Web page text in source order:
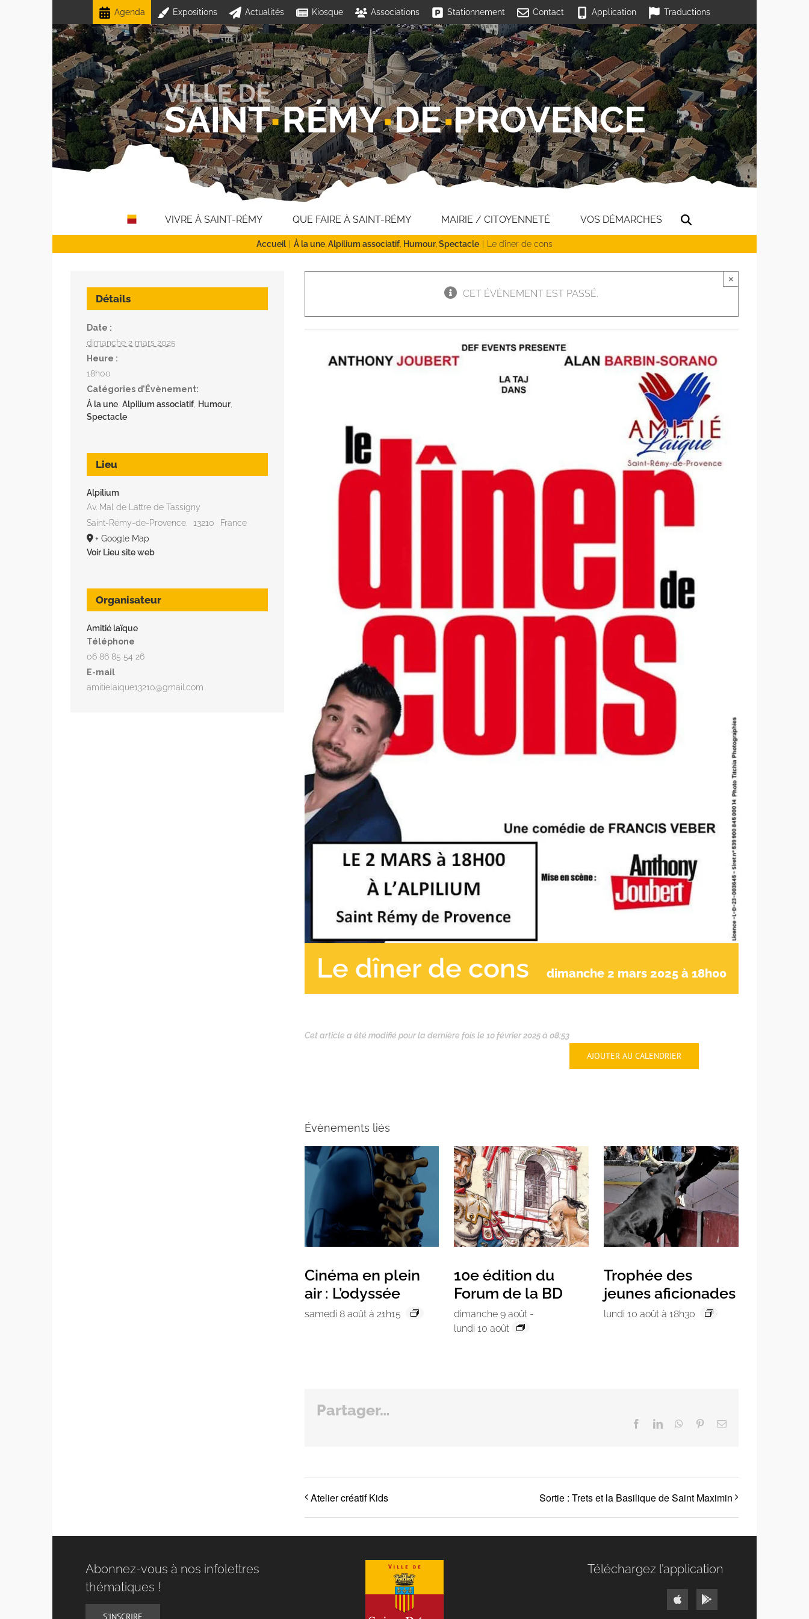
Agenda Expositions Actualités Kiosque Associations Stationnement Contact Application Traductions
VIVRE À SAINT-RÉMY QUE FAIRE À SAINT-RÉMY MAIRIE / CITOYENNETÉ VOS DÉMARCHES
Accueil À la une Alpilium associatif Humour Spectacle Le dîner de cons
CET ÉVÈNEMENT EST PASSÉ.
×
Le dîner de cons dimanche 2 mars 2025 à 18h00
Cet article a été modifié pour la dernière fois le 10 février 2025 à 08:53
AJOUTER AU CALENDRIER
Évènements liés
Cinéma en plein
air : L’odyssée
samedi 8 août à 21h15
10e édition du
Forum de la BD
dimanche 9 août -
lundi 10 août
Trophée des
jeunes aficionades
lundi 10 août à 18h30
Partager…
FacebookLinkedInWhatsApp
PinterestEmail
Atelier créatif Kids Sortie : Trets et la Basilique de Saint Maximin
Détails
Date :
dimanche 2 mars 2025
Heure :
18h00
Catégories d’Évènement:
À la une, Alpilium associatif, Humour,
Spectacle
Lieu
Alpilium
Av. Mal de Lattre de Tassigny
Saint-Rémy-de-Provence, 13210
France
+ Google Map
Voir Lieu site web
Organisateur
Amitié laïque
Téléphone
06 86 85 54 26
E-mail
amitielaique13210@gmail.com
Abonnez-vous à nos infolettres
thématiques !
S’INSCRIRE
Téléchargez l’application